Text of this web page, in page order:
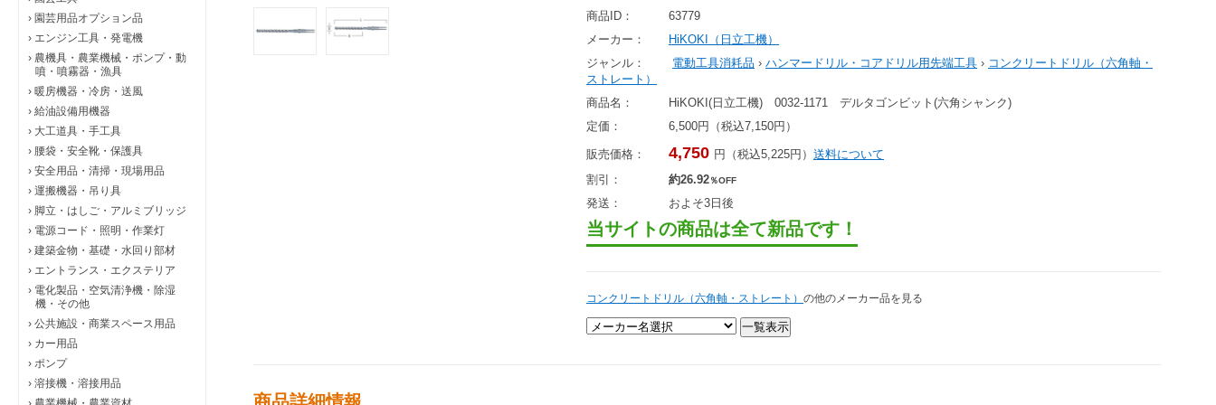
› 園芸用品オプション品
› エンジン工具・発電機
› 農機具・農業機械・ポンプ・動
噴・噴霧器・漁具
› 暖房機器・冷房・送風
› 給油設備用機器
› 大工道具・手工具
› 腰袋・安全靴・保護具
› 安全用品・清掃・現場用品
› 運搬機器・吊り具
› 脚立・はしご・アルミブリッジ
› 電源コード・照明・作業灯
› 建築金物・基礎・水回り部材
› エントランス・エクステリア
› 電化製品・空気清浄機・除湿
機・その他
› 公共施設・商業スペース用品
› カー用品
› ポンプ
› 溶接機・溶接用品
商品ID：
63779
メーカー：
HiKOKI（日立工機）
ジャンル：
電動工具消耗品 › ハンマードリル・コアドリル用先端工具 › コンクリートドリル（六角軸・
ストレート）
商品名：
HiKOKI(日立工機) 0032-1171 デルタゴンビット(六角シャンク)
定価：
6,500円（税込7,150円）
販売価格： 4,750 円（税込5,225円） 送料について
割引：
約26.92％OFF
発送： およそ3日後
当サイトの商品は全て新品です！
コンクリートドリル（六角軸・ストレート） の他のメーカー品を見る